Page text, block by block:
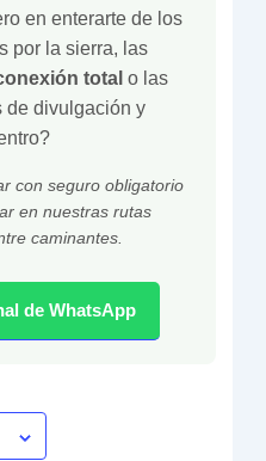
en enterarte de los
por la sierra, las
total o las
de divulgación y
con seguro obligatorio
en nuestras rutas
caminantes.
de WhatsApp